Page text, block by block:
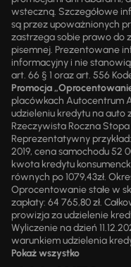
wsteczną. Szczegółowe
są przez upoważnionych
zastrzega sobie prawo do
pisemnej. Prezentowane
informacyjny i nie
art. 66 § 1 oraz art. 556
Promocja
placówkach Autocentrum
udzieleniu kredytu na auto
Rzeczywista Roczna Stopa
Reprezentatywny
2019, cena samochodu 52
kwota kredytu
równych po 1079,43zł.
Oprocentowanie stałe w
zapłaty: 64 765,80 zł.
prowizja za udzielenie
Wyliczenie na dzień
warunkiem udzielenia
Pokaż wszystko